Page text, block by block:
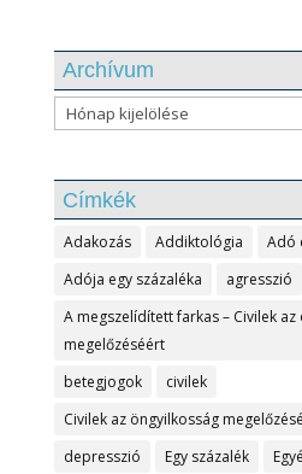
Archívum
Archívum
Címkék
Adakozás Addiktológia
Adó
Adója egy százaléka
agresszió
A megszelídített farkas – Civilek
megelőzéséért
betegjogok
civilek
Civilek az öngyilkosság
depresszió
Egy százalék